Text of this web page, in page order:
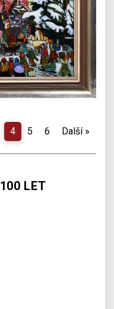
4 5 6 Další »
LET